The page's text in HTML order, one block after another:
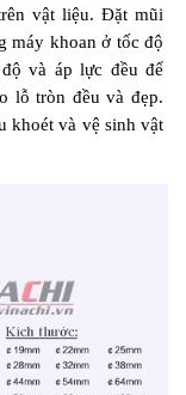
vật liệu. Đặt mũi
máy khoan ở tốc độ
và áp lực đều để
lỗ tròn đều và đẹp.
khoét và vệ sinh vật